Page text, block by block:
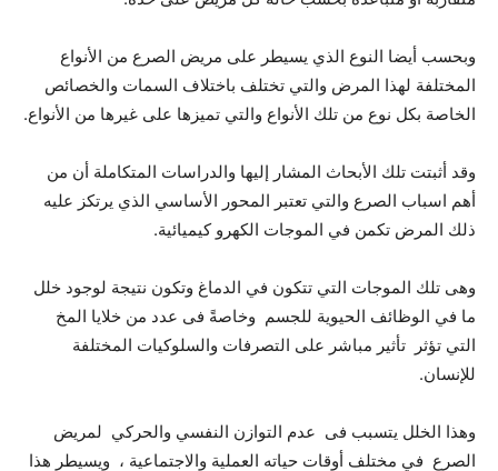
وبحسب أيضا النوع الذي يسيطر على مريض الصرع من الأنواع
المختلفة لهذا المرض والتي تختلف باختلاف السمات والخصائص
الخاصة بكل نوع من تلك الأنواع والتي تميزها على غيرها من الأنواع.
وقد أثبتت تلك الأبحاث المشار إليها والدراسات المتكاملة أن من
أهم اسباب الصرع والتي تعتبر المحور الأساسي الذي يرتكز عليه
ذلك المرض تكمن في الموجات الكهرو كيميائية.
وهى تلك الموجات التي تتكون في الدماغ وتكون نتيجة لوجود خلل
ما في الوظائف الحيوية للجسم وخاصةً فى عدد من خلايا المخ
التي تؤثر تأثير مباشر على التصرفات والسلوكيات المختلفة
للإنسان.
وهذا الخلل يتسبب فى عدم التوازن النفسي والحركي لمريض
الصرع في مختلف أوقات حياته العملية والاجتماعية ، ويسيطر هذا